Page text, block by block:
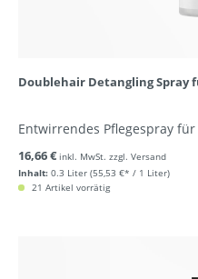
Doublehair Detangling Spray
Entwirrendes Pflegespray für
Inhalt: 0.3 Liter (55,53 €* / 1 Liter)
16,66 € inkl. MwSt. zzgl. Versand
21 Artikel vorrätig